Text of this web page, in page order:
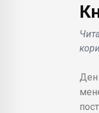
Ден
ПЗ